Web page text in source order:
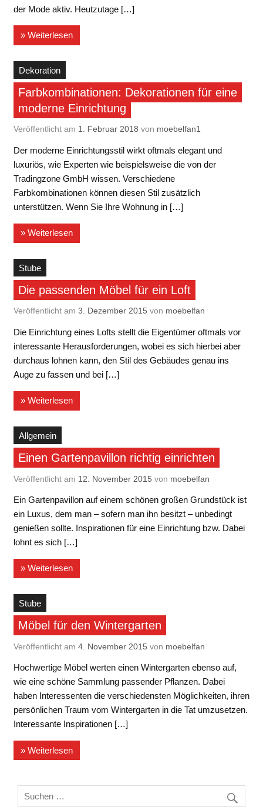
der Mode aktiv. Heutzutage […]
» Weiterlesen
Dekoration
Farbkombinationen: Dekorationen für eine
moderne Einrichtung
Veröffentlicht am 1. Februar 2018 von moebelfan1
Der moderne Einrichtungsstil wirkt oftmals elegant und
luxuriös, wie Experten wie beispielsweise die von der
Tradingzone GmbH wissen. Verschiedene
Farbkombinationen können diesen Stil zusätzlich
unterstützen. Wenn Sie Ihre Wohnung in […]
» Weiterlesen
Stube
Die passenden Möbel für ein Loft
Veröffentlicht am 3. Dezember 2015 von moebelfan
Die Einrichtung eines Lofts stellt die Eigentümer oftmals vor
interessante Herausforderungen, wobei es sich hierbei aber
durchaus lohnen kann, den Stil des Gebäudes genau ins
Auge zu fassen und bei […]
» Weiterlesen
Allgemein
Einen Gartenpavillon richtig einrichten
Veröffentlicht am 12. November 2015 von moebelfan
Ein Gartenpavillon auf einem schönen großen Grundstück ist
ein Luxus, dem man – sofern man ihn besitzt – unbedingt
genießen sollte. Inspirationen für eine Einrichtung bzw. Dabei
lohnt es sich […]
» Weiterlesen
Stube
Möbel für den Wintergarten
Veröffentlicht am 4. November 2015 von moebelfan
Hochwertige Möbel werten einen Wintergarten ebenso auf,
wie eine schöne Sammlung passender Pflanzen. Dabei
haben Interessenten die verschiedensten Möglichkeiten, ihren
persönlichen Traum vom Wintergarten in die Tat umzusetzen.
Interessante Inspirationen […]
» Weiterlesen